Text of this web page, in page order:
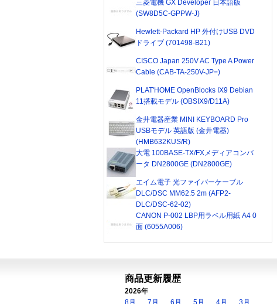
三菱電機 GX Developer 日本語版
(SW8D5C-GPPW-J)
Hewlett-Packard HP 外付けUSB DVD
ドライブ (701498-B21)
CISCO Japan 250V AC Type A Power
Cable (CAB-TA-250V-JP=)
PLAT'HOME OpenBlocks IX9 Debian
11搭載モデル (OBSIX9/D11A)
金井電器産業 MINI KEYBOARD Pro
USBモデル 英語版 (金井電器)
(HMB632KUS/R)
大電 100BASE-TX/FXメディアコンバ
ータ DN2800GE (DN2800GE)
エイム電子 光ファイバーケーブル
DLC/DSC MM62.5 2m (AFP2-
DLC/DSC-62-02)
CANON P-002 LBP用ラベル用紙 A4 0
面 (6055A006)
商品更新履歴
2026年
8月
7月 6月 5月 4月
3月